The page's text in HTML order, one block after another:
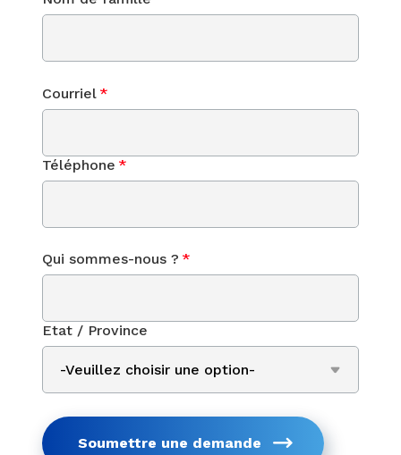
Courriel *
Téléphone *
Qui sommes-nous ? *
Etat / Province
Soumettre une demande